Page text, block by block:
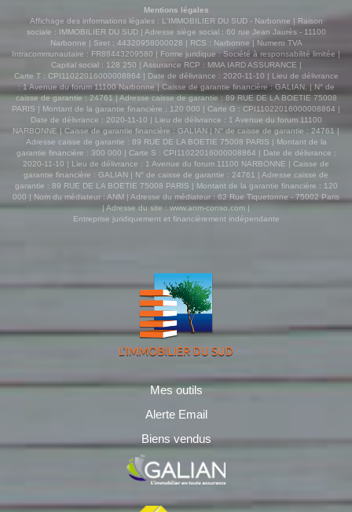
Mentions légales
Affichage des informations légales : L'IMMOBILIER DU SUD - Narbonne | Raison
sociale : IMMOBILIER DU SUD | Adresse siège social : 60 rue Jean Jaurès - 11100
Narbonne | Siret : 44320958000028 | RCS : Narbonne | Numero TVA
Intracommunautaire : FR88443209580 | Forme juridique : Société à responsabilité limitée |
Capital social : 128 250 | Assurance RCP : MMA IARD ASSURANCE |
Carte T : CPI11022016000008864 | Date de délivrance : 2020-11-10 | Lieu de délivrance
: 1 Avenue du forum 11100 Narbonne | Caisse de garantie financière : GALIAN. | N° de
caisse de garantie : 24761 | Adresse caisse de garantie : 89 RUE DE LA BOETIE 75008
PARIS | Montant de la garantie financière : 120 000 | Carte G : CPI11022016000008864 |
Date de délivrance : 2020-11-10 | Lieu de délivrance : 1 Avenue du forum 11100
NARBONNE | Caisse de garantie financière : GALIAN | N° de caisse de garantie : 24761 |
Adresse caisse de garantie : 89 RUE DE LA BOETIE 75008 PARIS | Montant de la
garantie financière : 300 000 | Carte S : CPI11022016000008864 | Date de délivrance :
2020-11-10 | Lieu de délivrance : 1 Avenue du forum 11100 NARBONNE | Caisse de
garantie financière : GALIAN | N° de caisse de garantie : 24761 | Adresse caisse de
garantie : 89 RUE DE LA BOETIE 75008 PARIS | Montant de la garantie financière : 120
000 | Nom du médiateur : ANM | Adresse du médiateur : 62 Rue Tiquetonne - 75002 Paris
| Adresse du site : www.anm-conso.com |
Entreprise juridiquement et financièrement indépendante
Mes outils
Alerte Email
Biens vendus